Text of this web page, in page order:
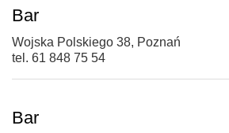
Bar
Wojska Polskiego 38, Poznań
tel. 61 848 75 54
Bar